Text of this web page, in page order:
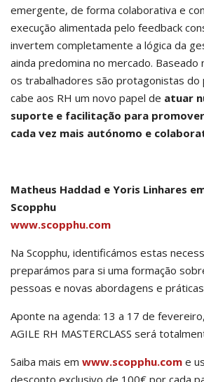
emergente, de forma colaborativa e
execução alimentada pelo feedback
invertem completamente a lógica da
ainda predomina no mercado. Baseado
os trabalhadores são protagonistas do
cabe aos RH um novo papel de atuar
suporte e facilitação para
cada vez mais autónomo e
Matheus Haddad e Yoris Linhares
Scopphu
www.scopphu.com
Na Scopphu, identificámos estas
preparámos para si uma formação
pessoas e novas abordagens e
Aponte na agenda: 13 a 17 de
AGILE RH MASTERCLASS será
Saiba mais em www.scopphu.com e
desconto exclusivo de 100€ por cada